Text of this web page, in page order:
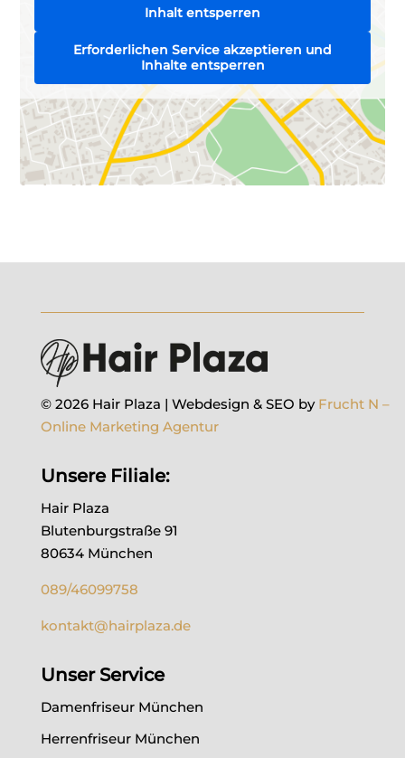
Inhalt entsperren
Erforderlichen Service akzeptieren und
Inhalte entsperren
© 2026 Hair Plaza | Webdesign & SEO by Frucht N –
Online Marketing Agentur
Unsere Filiale:
Hair Plaza
Blutenburgstraße 91
80634 München
089/46099758
kontakt@hairplaza.de
Unser Service
Damenfriseur München
Herrenfriseur München